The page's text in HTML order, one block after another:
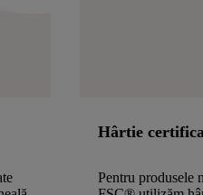
Hârtie
Pentru produsele